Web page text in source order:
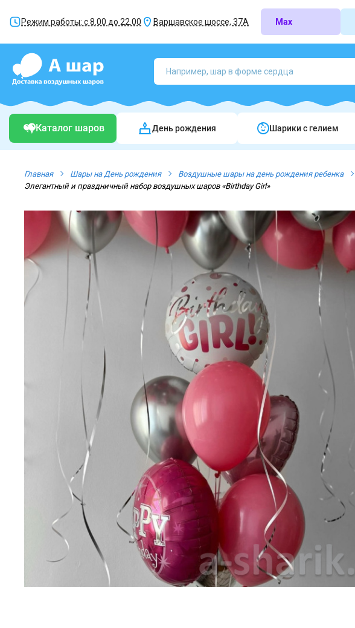
Режим работы: с 8.00 до 22.00 Варшавское шоссе, 37А Max
Каталог шаров День рождения Шарики c гелием
Главная Шары на День рождения Воздушные шары на день рождения ребенка
Элегантный и праздничный набор воздушных шаров «Birthday Girl»